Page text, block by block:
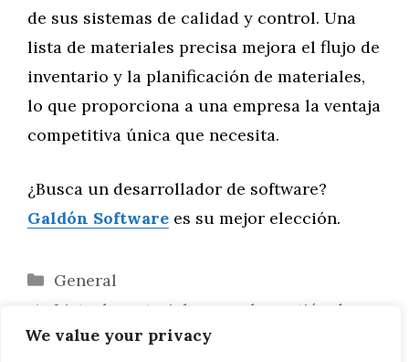
We value your privacy
de sus sistemas de calidad y control. Una
lista de materiales precisa mejora el flujo de
inventario y la planificación de materiales,
lo que proporciona a una empresa la ventaja
competitiva única que necesita.
¿Busca un desarrollador de software?
Galdón Software es su mejor elección.
Categorías
General
Lista de materiales para la gestión de
inventarios III